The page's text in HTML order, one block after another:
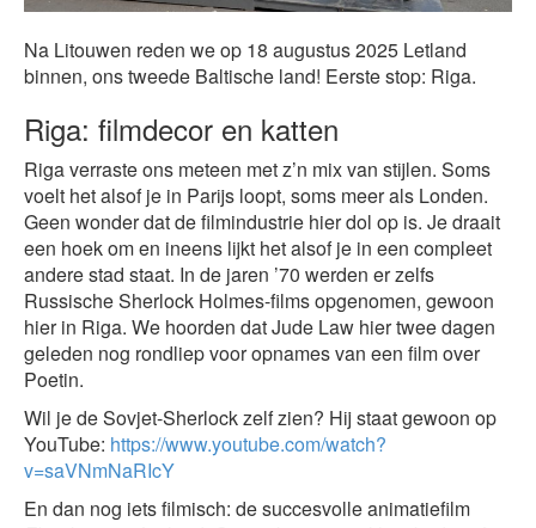
Na Litouwen reden we op 18 augustus 2025 Letland
binnen, ons tweede Baltische land! Eerste stop: Riga.
Riga: filmdecor en katten
Riga verraste ons meteen met z’n mix van stijlen. Soms
voelt het alsof je in Parijs loopt, soms meer als Londen.
Geen wonder dat de filmindustrie hier dol op is. Je draait
een hoek om en ineens lijkt het alsof je in een compleet
andere stad staat. In de jaren ’70 werden er zelfs
Russische Sherlock Holmes-films opgenomen, gewoon
hier in Riga. We hoorden dat Jude Law hier twee dagen
geleden nog rondliep voor opnames van een film over
Poetin.
Wil je de Sovjet-Sherlock zelf zien? Hij staat gewoon op
YouTube: https://www.youtube.com/watch?
v=saVNmNaRIcY
En dan nog iets filmisch: de succesvolle animatiefilm